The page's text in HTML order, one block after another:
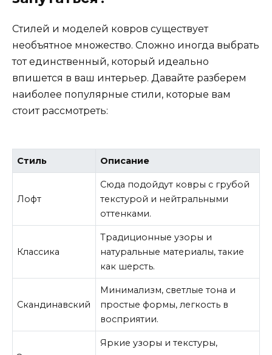
Стилей и моделей ковров существует
необъятное множество. Сложно иногда выбрать
тот единственный, который идеально
впишется в ваш интерьер. Давайте разберем
наиболее популярные стили, которые вам
стоит рассмотреть:
Стиль Описание
Лофт
Сюда подойдут ковры с грубой
текстурой и нейтральными
оттенками.
Классика
Традиционные узоры и
натуральные материалы, такие
как шерсть.
Скандинавский
Минимализм, светлые тона и
простые формы, легкость в
восприятии.
Яркие узоры и текстуры,